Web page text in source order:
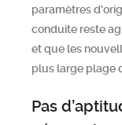
paramètres
conduite reste
et que les
plus large plage
Pas